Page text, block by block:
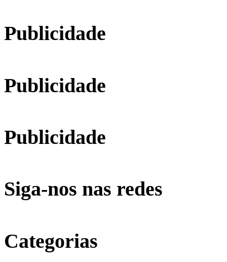
Publicidade
Publicidade
Publicidade
Siga-nos nas redes
Categorias